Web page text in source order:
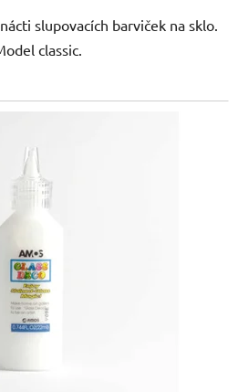
slupovacích barviček na sklo.
classic.